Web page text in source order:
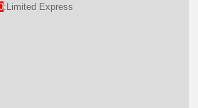
:Limited Express